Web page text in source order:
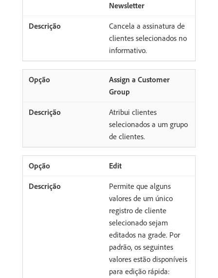
Newsletter
Cancela a assinatura de
clientes selecionados no
informativo.
Assign a Customer
Group
Atribui clientes
selecionados a um grupo
de clientes.
Edit
Permite que alguns
valores de um único
registro de cliente
selecionado sejam
editados na grade. Por
padrão, os seguintes
valores estão disponíveis
para edição rápida: